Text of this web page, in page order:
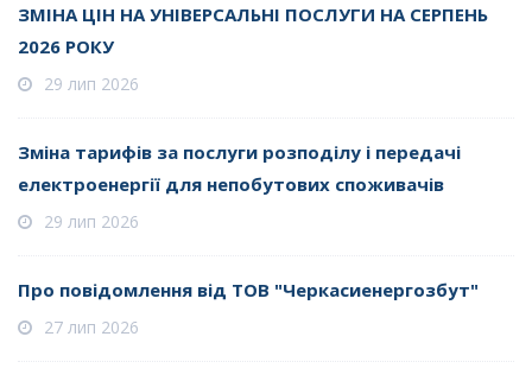
ЗМІНА ЦІН НА УНІВЕРСАЛЬНІ ПОСЛУГИ НА СЕРПЕНЬ
2026 РОКУ
29 лип 2026
Зміна тарифів за послуги розподілу і передачі
електроенергії для непобутових споживачів
29 лип 2026
Про повідомлення від ТОВ "Черкасиенергозбут"
27 лип 2026